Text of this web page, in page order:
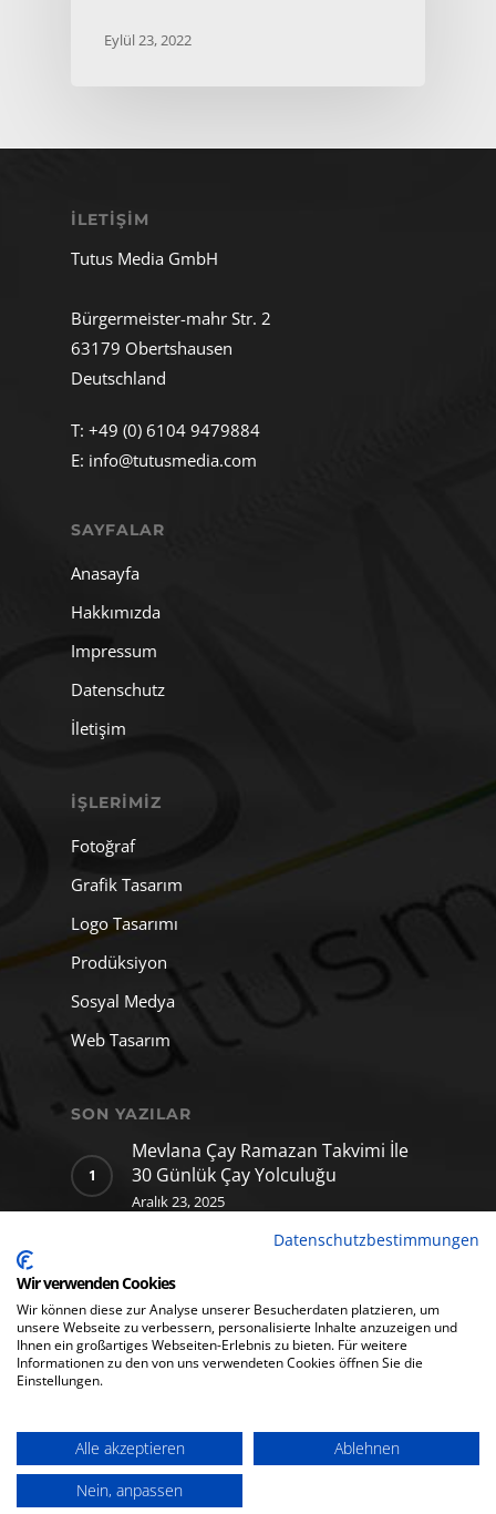
Eylül 23, 2022
İLETIŞIM
Tutus Media GmbH
Bürgermeister-mahr Str. 2
63179 Obertshausen
Deutschland
T: +49 (0) 6104 9479884
E: info@tutusmedia.com
SAYFALAR
Anasayfa
Hakkımızda
Impressum
Datenschutz
İletişim
İŞLERIMIZ
Fotoğraf
Grafik Tasarım
Logo Tasarımı
Prodüksiyon
Sosyal Medya
Web Tasarım
SON YAZILAR
Mevlana Çay Ramazan Takvimi İle
30 Günlük Çay Yolculuğu
Aralık 23, 2025
yapay zekâ klibi
Aralık 11, 2025
© 2026 Tutusmedia GmbH. All rights reserved.
Datenschutzbestimmungen
Wir verwenden Cookies
Wir können diese zur Analyse unserer Besucherdaten platzieren, um
unsere Webseite zu verbessern, personalisierte Inhalte anzuzeigen und
Ihnen ein großartiges Webseiten-Erlebnis zu bieten. Für weitere
Informationen zu den von uns verwendeten Cookies öffnen Sie die
Einstellungen.
Alle akzeptieren
Ablehnen
Nein, anpassen